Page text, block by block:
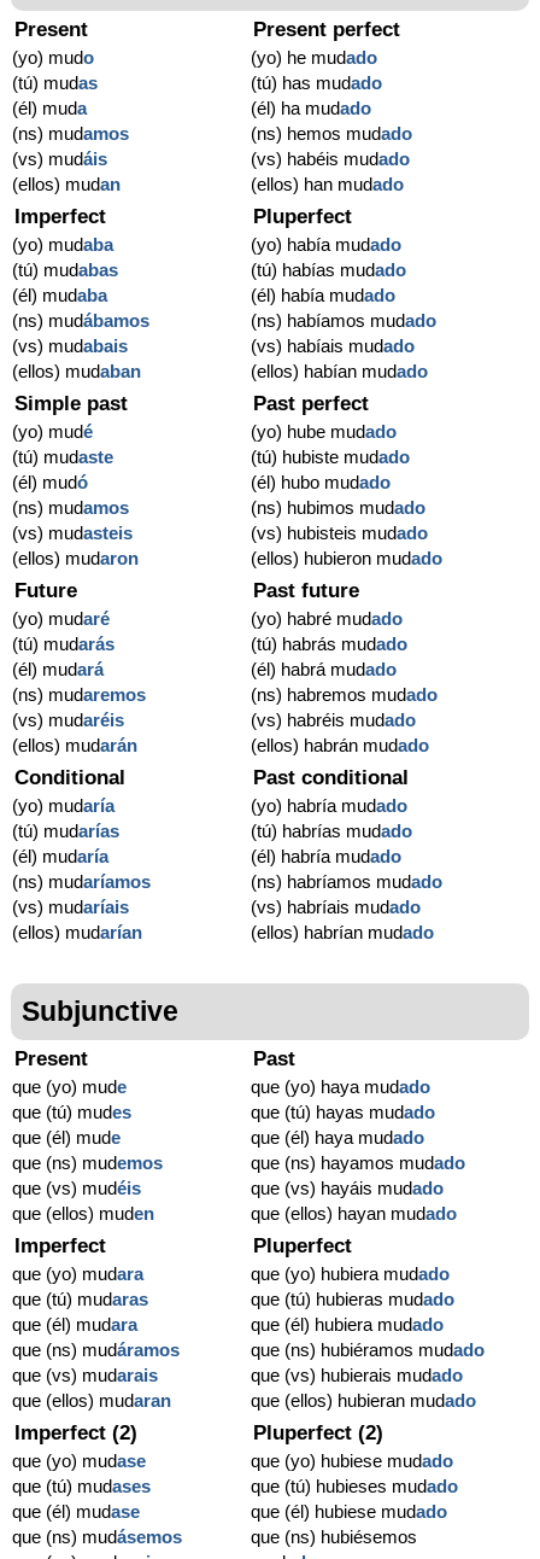
Present
(yo) mudo
(tú) mudas
(él) muda
(ns) mudamos
(vs) mudáis
(ellos) mudan
Present perfect
(yo) he mudado
(tú) has mudado
(él) ha mudado
(ns) hemos mudado
(vs) habéis mudado
(ellos) han mudado
Imperfect
(yo) mudaba
(tú) mudabas
(él) mudaba
(ns) mudábamos
(vs) mudabais
(ellos) mudaban
Pluperfect
(yo) había mudado
(tú) habías mudado
(él) había mudado
(ns) habíamos mudado
(vs) habíais mudado
(ellos) habían mudado
Simple past
(yo) mudé
(tú) mudaste
(él) mudó
(ns) mudamos
(vs) mudasteis
(ellos) mudaron
Past perfect
(yo) hube mudado
(tú) hubiste mudado
(él) hubo mudado
(ns) hubimos mudado
(vs) hubisteis mudado
(ellos) hubieron mudado
Future
(yo) mudaré
(tú) mudarás
(él) mudará
(ns) mudaremos
(vs) mudaréis
(ellos) mudarán
Past future
(yo) habré mudado
(tú) habrás mudado
(él) habrá mudado
(ns) habremos mudado
(vs) habréis mudado
(ellos) habrán mudado
Conditional
(yo) mudaría
(tú) mudarías
(él) mudaría
(ns) mudaríamos
(vs) mudaríais
(ellos) mudarían
Past conditional
(yo) habría mudado
(tú) habrías mudado
(él) habría mudado
(ns) habríamos mudado
(vs) habríais mudado
(ellos) habrían mudado
Subjunctive
Present
que (yo) mude
que (tú) mudes
que (él) mude
que (ns) mudemos
que (vs) mudéis
que (ellos) muden
Past
que (yo) haya mudado
que (tú) hayas mudado
que (él) haya mudado
que (ns) hayamos mudado
que (vs) hayáis mudado
que (ellos) hayan mudado
Imperfect
que (yo) mudara
que (tú) mudaras
que (él) mudara
que (ns) mudáramos
que (vs) mudarais
que (ellos) mudaran
Pluperfect
que (yo) hubiera mudado
que (tú) hubieras mudado
que (él) hubiera mudado
que (ns) hubiéramos mudado
que (vs) hubierais mudado
que (ellos) hubieran mudado
Imperfect (2)
que (yo) mudase
que (tú) mudases
que (él) mudase
que (ns) mudásemos
Pluperfect (2)
que (yo) hubiese mudado
que (tú) hubieses mudado
que (él) hubiese mudado
que (ns) hubiésemos